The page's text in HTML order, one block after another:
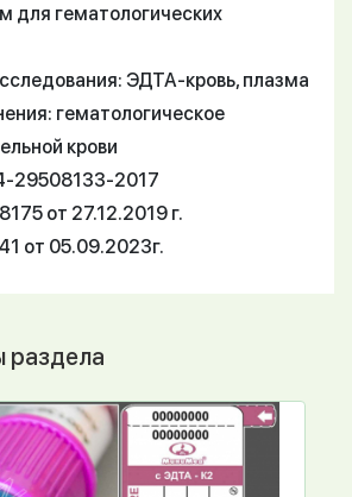
для гематологических
ЭДТА-кровь, плазма
гематологическое
крови
29508133-2017
от 27.12.2019 г.
от 05.09.2023г.
раздела